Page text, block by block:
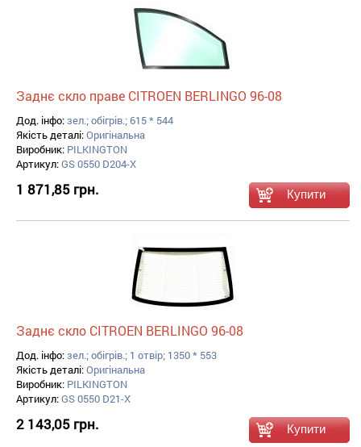
Заднє скло праве CITROEN BERLINGO 96-08
Дод. інфо:зел.; обігрів.; 615 * 544
Якість деталі:Оригінальна
Виробник: PILKINGTON
Артикул:GS 0550 D204-X
1 871,85 грн.
Заднє скло CITROEN BERLINGO 96-08
Дод. інфо:зел.; обігрів.; 1 отвір; 1350 * 553
Якість деталі:Оригінальна
Виробник: PILKINGTON
Артикул:GS 0550 D21-X
2 143,05 грн.